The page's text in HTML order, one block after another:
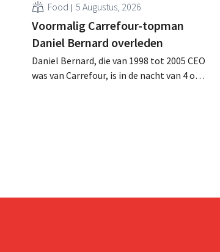
Food 5 Augustus, 2026
Voormalig Carrefour-topman
Daniel Bernard overleden
Daniel Bernard, die van 1998 tot 2005 CEO
was van Carrefour, is in de nacht van 4 op 5